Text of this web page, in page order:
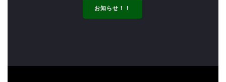
お知らせ！！